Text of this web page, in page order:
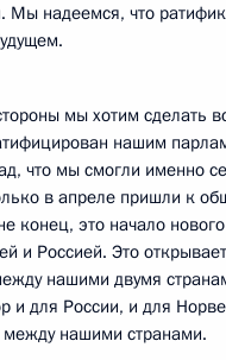
Мы надеемся, что
мы хотим сделать
нашим
что мы смогли именно
в апреле пришли к
конец, это начало нового
и Россией. Это
нашими двумя
и для России, и для
между нашими странами.